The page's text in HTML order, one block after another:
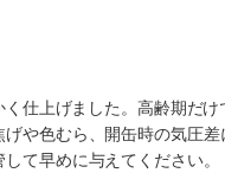
仕上げました。高齢期だ
や色むら、開缶時の気圧
て早めに与えてください。